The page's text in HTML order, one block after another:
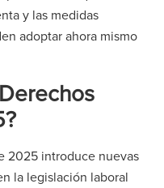
y las medidas
adoptar ahora mismo
2025 introduce nuevas
la legislación laboral